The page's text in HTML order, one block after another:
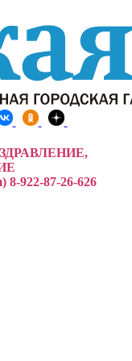
922-87-26-626